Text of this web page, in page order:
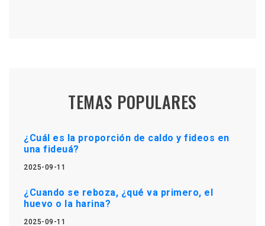
TEMAS POPULARES
¿Cuál es la proporción de caldo y fideos en
una fideuá?
2025-09-11
¿Cuando se reboza, ¿qué va primero, el
huevo o la harina?
2025-09-11